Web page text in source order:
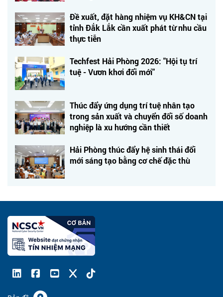
Đề xuất, đặt hàng nhiệm vụ KH&CN tại
tỉnh Đắk Lắk cần xuất phát từ nhu cầu
thực tiễn
Techfest Hải Phòng 2026: "Hội tụ trí
tuệ - Vươn khơi đổi mới"
Thúc đẩy ứng dụng trí tuệ nhân tạo
trong sản xuất và chuyển đổi số doanh
nghiệp là xu hướng cần thiết
Hải Phòng thúc đẩy hệ sinh thái đổi
mới sáng tạo bằng cơ chế đặc thù